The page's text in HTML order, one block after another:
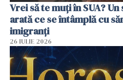
Vrei să te muți în SUA?
arată ce se întâmplă cu
imigranți
26 IULIE 2026